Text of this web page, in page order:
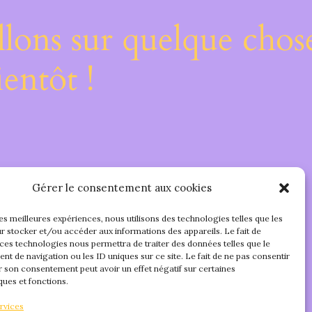
Gérer le consentement aux cookies
meilleures expériences, nous utilisons des technologies telles que les
stocker et/ou accéder aux informations des appareils. Le fait de
technologies nous permettra de traiter des données telles que le
de navigation ou les ID uniques sur ce site. Le fait de ne pas consentir
son consentement peut avoir un effet négatif sur certaines
et fonctions.
sur quelque
!